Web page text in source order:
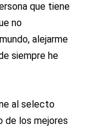
que tiene
no
alejarme
siempre he
al selecto
de los mejores